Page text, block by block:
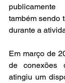
também sendo
durante a
Em março de
de conexões
atingiu um